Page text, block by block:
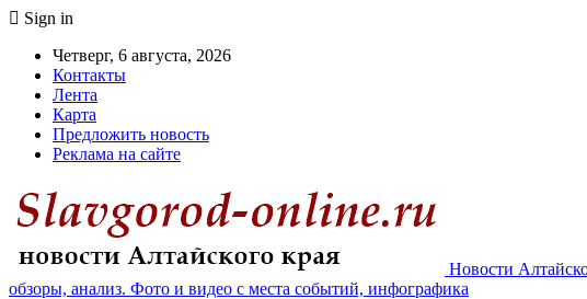
Sign in
Четверг, 6 августа, 2026
Контакты
Лента
Карта
Предложить новость
Реклама на сайте
Новости
обзоры, анализ. Фото и видео с места событий, инфографика